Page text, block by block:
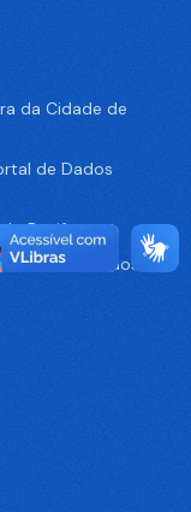
da Cidade de
de Dados
Recife
Portal de Dados